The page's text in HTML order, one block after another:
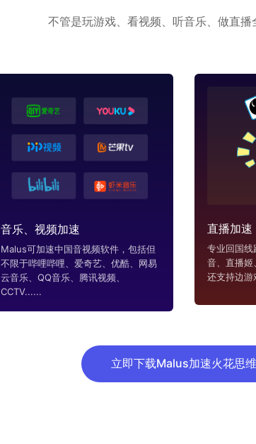
不管是玩游戏、看视频、听音乐、做直播
音乐、视频加速
Malus可加速中国音视频软件，包括但
不限于哔哩哔哩、爱奇艺、优酷、网易
云音乐、QQ音乐、腾讯视频、
CCTV......
直播加速
专业回国
音、直播姬
还支持边游
立即下载Malus加速火花思维